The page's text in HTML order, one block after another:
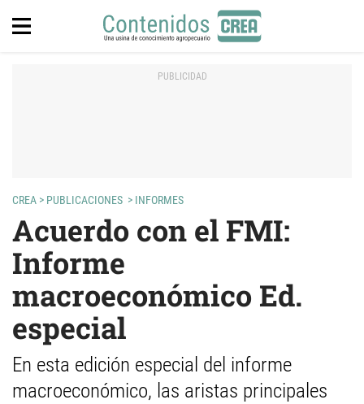
CREA > PUBLICACIONES > INFORMES
Acuerdo con el FMI:
Informe
macroeconómico Ed.
especial
En esta edición especial del informe
macroeconómico, las aristas principales